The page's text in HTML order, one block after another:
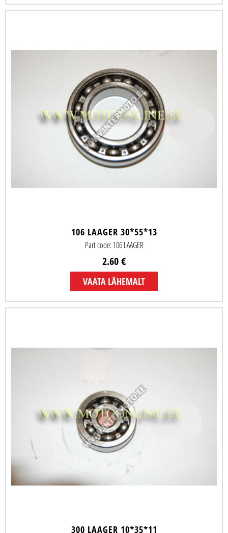
106 LAAGER 30*55*13
Part code: 106 LAAGER
2.60 €
VAATA LÄHEMALT
300 LAAGER 10*35*11